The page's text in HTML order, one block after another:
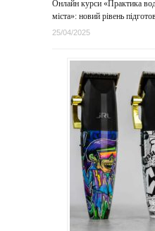
Онлайн курси «Практика
міста»: новий рівень
25/04/2025